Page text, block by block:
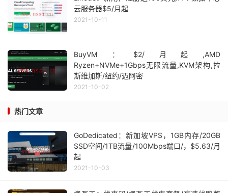
云服务器$5/月起
2021-10-11
BuyVM：$2/月起,AMD
Ryzen+NVMe+1Gbps无限流量,KVM架构,拉
斯维加斯/纽约/迈阿密
2021-10-02
热门文章
GoDedicated：新加坡VPS，1GB内存/20GB
SSD空间/1TB流量/100Mbps端口/，$5.63/月
起
2021-10-03